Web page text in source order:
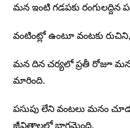
మన ఇంటి గడపకు రంగులద్దిన
వంటింట్లో ఉంటూ వంటకు
మన దిన చర్యలో ప్రతీ రోజూ
మారింది.
పసుపు లేని వంటలు మనం
జీవితాలలో భాగమైంది.